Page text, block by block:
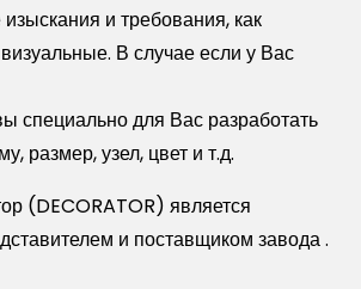
и требования, как
В случае если у Вас
специально для Вас разработать
размер, узел, цвет и т.д.
(DECORATOR) является
и поставщиком завода .